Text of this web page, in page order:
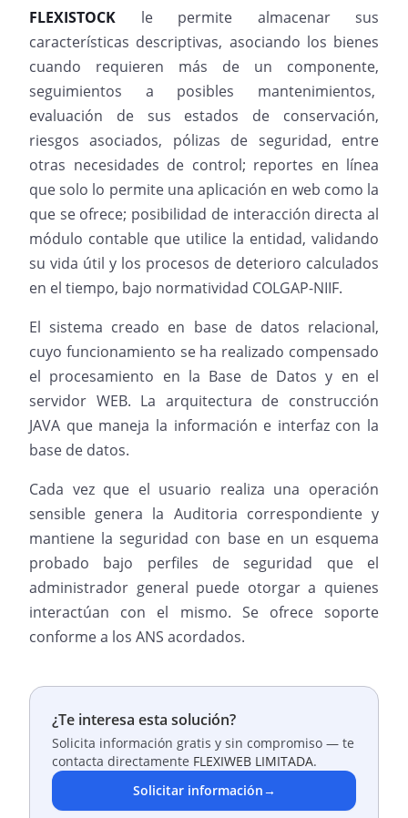
FLEXISTOCK le permite almacenar sus
características descriptivas, asociando los bienes
cuando requieren más de un componente,
seguimientos a posibles mantenimientos,
evaluación de sus estados de conservación,
riesgos asociados, pólizas de seguridad, entre
otras necesidades de control; reportes en línea
que solo lo permite una aplicación en web como la
que se ofrece; posibilidad de interacción directa al
módulo contable que utilice la entidad, validando
su vida útil y los procesos de deterioro calculados
en el tiempo, bajo normatividad COLGAP-NIIF.
El sistema creado en base de datos relacional,
cuyo funcionamiento se ha realizado compensado
el procesamiento en la Base de Datos y en el
servidor WEB. La arquitectura de construcción
JAVA que maneja la información e interfaz con la
base de datos.
Cada vez que el usuario realiza una operación
sensible genera la Auditoria correspondiente y
mantiene la seguridad con base en un esquema
probado bajo perfiles de seguridad que el
administrador general puede otorgar a quienes
interactúan con el mismo. Se ofrece soporte
conforme a los ANS acordados.
¿Te interesa esta solución?
Solicita información gratis y sin compromiso — te
contacta directamente FLEXIWEB LIMITADA.
Solicitar información→